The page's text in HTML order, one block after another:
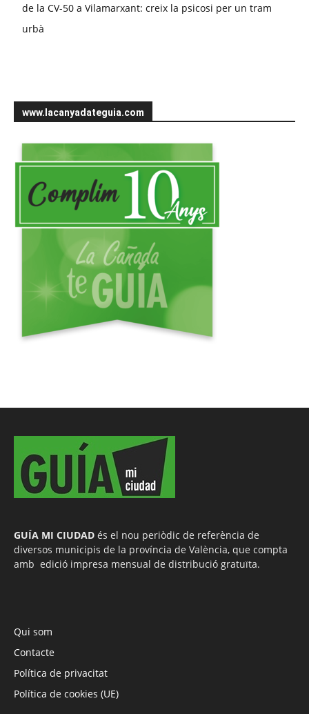
de la CV-50 a Vilamarxant: creix la psicosi per un tram
urbà
www.lacanyadateguia.com
GUÍA MI CIUDAD és el nou periòdic de referència de
diversos municipis de la província de València, que compta
amb edició impresa mensual de distribució gratuïta.
Qui som
Contacte
Política de privacitat
Política de cookies (UE)